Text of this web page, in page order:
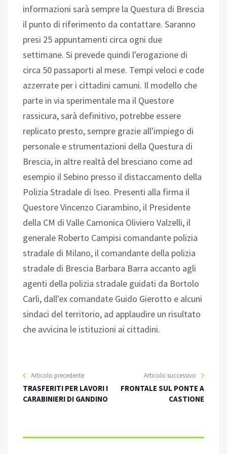
informazioni sarà sempre la Questura di Brescia
il punto di riferimento da contattare. Saranno
presi 25 appuntamenti circa ogni due
settimane. Si prevede quindi l'erogazione di
circa 50 passaporti al mese. Tempi veloci e code
azzerrate per i cittadini camuni. Il modello che
parte in via sperimentale ma il Questore
rassicura, sarà definitivo, potrebbe essere
replicato presto, sempre grazie all'impiego di
personale e strumentazioni della Questura di
Brescia, in altre realtà del bresciano come ad
esempio il Sebino presso il distaccamento della
Polizia Stradale di Iseo. Presenti alla firma il
Questore Vincenzo Ciarambino, il Presidente
della CM di Valle Camonica Oliviero Valzelli, il
generale Roberto Campisi comandante polizia
stradale di Milano, il comandante della polizia
stradale di Brescia Barbara Barra accanto agli
agenti della polizia stradale guidati da Bortolo
Carli, dall'ex comandate Guido Gierotto e alcuni
sindaci del territorio, ad applaudire un risultato
che avvicina le istituzioni ai cittadini.
Articolo precedente
TRASFERITI PER LAVORI I
CARABINIERI DI GANDINO
Articolo successivo
FRONTALE SUL PONTE A
CASTIONE